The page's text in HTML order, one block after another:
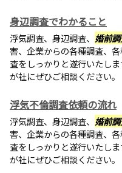
身辺調査でわかること
浮気調査、身辺調査、 婚前
害、企業からの各種調査、
査をしっかりと遂行いたし
が社にぜひご相談ください。
浮気不倫調査依頼の流れ
浮気調査、身辺調査、 婚前
害、企業からの各種調査、
査をしっかりと遂行いたし
が社にぜひご相談ください。